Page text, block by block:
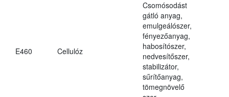
E460 Cellulóz
Csomósodást
gátló anyag,
emulgeálószer,
fényezőanyag,
habosítószer,
nedvesítőszer,
stabilizátor,
sűrítőanyag,
tömegnövelő